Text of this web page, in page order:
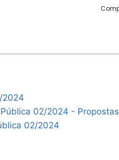
2024
02/2024 -
02/2024